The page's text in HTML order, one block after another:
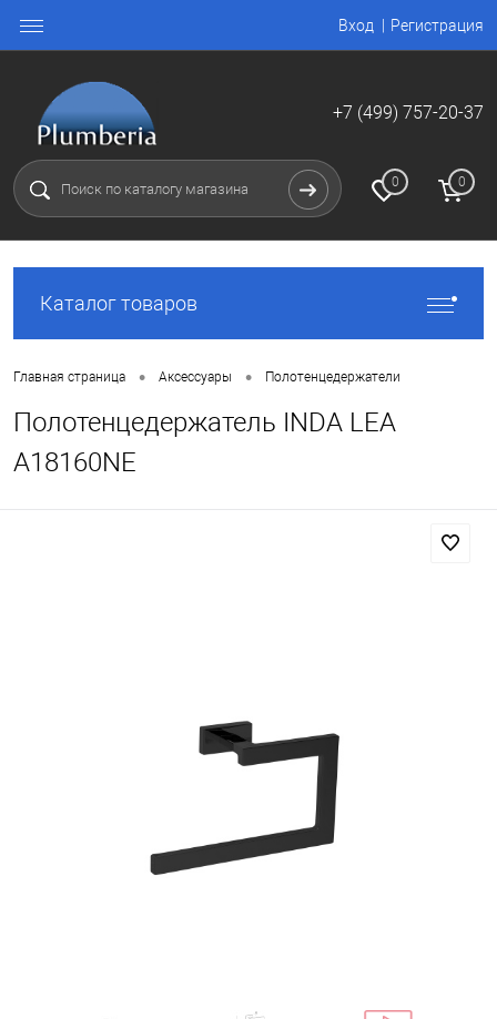
Вход Регистрация
+7 (499) 757-20-37
0 0
Каталог товаров
Главная страница • Аксессуары • Полотенцедержатели
Полотенцедержатель INDA LEA
A18160NE